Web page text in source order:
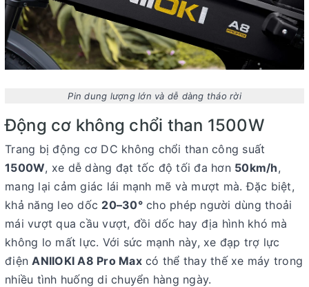
Pin dung lượng lớn và dễ dàng tháo rời
Động cơ không chổi than 1500W
Trang bị động cơ DC không chổi than công suất
1500W, xe dễ dàng đạt tốc độ tối đa hơn 50km/h,
mang lại cảm giác lái mạnh mẽ và mượt mà. Đặc biệt,
khả năng leo dốc 20–30°cho phép người dùng thoải
mái vượt qua cầu vượt, đồi dốc hay địa hình khó mà
không lo mất lực. Với sức mạnh này, xe đạp trợ lực
điện ANIIOKI A8 Pro Maxcó thể thay thế xe máy trong
nhiều tình huống di chuyển hàng ngày.